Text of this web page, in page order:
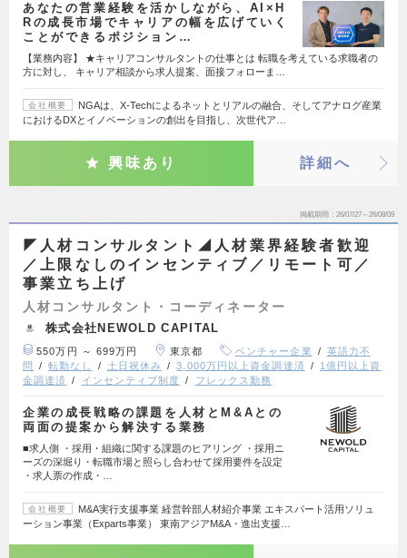
あなたの営業経験を活かしながら、AI×H
Rの成長市場でキャリアの幅を広げていく
ことができるポジション…
【業務内容】 ★キャリアコンサルタントの仕事とは 転職を考えている求職者の
方に対し、 キャリア相談から求人提案、面接フォローま…
会社概要
NGAは、X-Techによるネットとリアルの融合、そしてアナログ産業
におけるDXとイノベーションの創出を目指し、次世代ア…
興味あり 詳細へ
掲載期間 26/07/27～26/08/09
◤人材コンサルタント◢人材業界経験者歓迎
／上限なしのインセンティブ／リモート可／
事業立ち上げ
人材コンサルタント・コーディネーター
株式会社NEWOLD CAPITAL
550万円 ～ 699万円 東京都 ベンチャー企業
英語力不
問
転勤なし 土日祝休み 3,000万円以上資金調達済
1億円以上資
金調達済
インセンティブ制度 フレックス勤務
企業の成長戦略の課題を人材とM&Aとの
両面の提案から解決する業務
■求人側 ・採用・組織に関する課題のヒアリング ・採用ニ
ーズの深堀り・転職市場と照らし合わせて採用要件を設定
・求人票の作成・…
会社概要
M&A実行支援事業 経営幹部人材紹介事業 エキスパート活用ソリュ
ーション事業（Exparts事業） 東南アジアM&A・進出支援…